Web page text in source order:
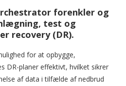
forenkler og
test og
recovery (DR).
for at opbygge,
DR-planer effektivt, hvilket sikrer
af data i tilfælde af nedbrud